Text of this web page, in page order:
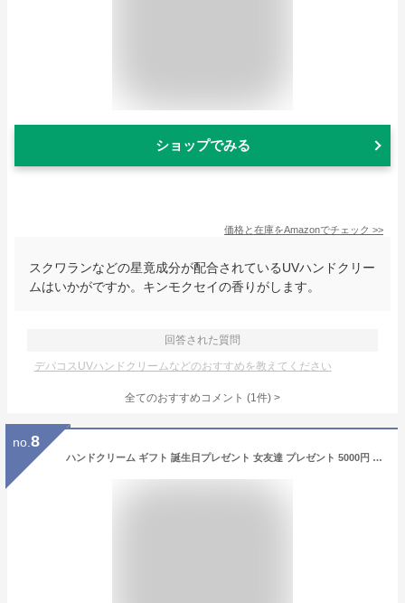
ショップでみる
価格と在庫をAmazonでチェック >>
スクワランなどの星竟成分が配合されているUVハンドクリー
ムはいかがですか。キンモクセイの香りがします。
回答された質問
デパコスUVハンドクリームなどのおすすめを教えてください
全てのおすすめコメント (1件) >
no. 8
ハンドクリーム ギフト 誕生日プレゼント 女友達 プレゼント 5000円 金木犀 【 ＆ バスタブレット ギフトセット 】 冬ギフト 退職祝い 誕生日 女性 30代 20代 プチギフト 母 60代 UVカット 日焼け止め お祝い 贈り物 乾燥 美容 バスタイム FLEGRE 母の日